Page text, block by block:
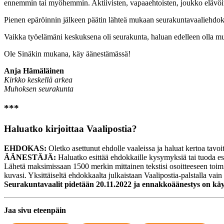
ennemmin tai myöhemmin. Aktiivisten, vapaaehtoisten, joukko
Pienen epäröinnin jälkeen päätin lähteä mukaan
Vaikka työelämäni keskuksena oli seurakunta, haluan edelleen olla
Ole Sinäkin mukana, käy äänestämässä!
Anja Hämäläinen
Kirkko keskellä arkea
Muhoksen seurakunta
***
Haluatko kirjoittaa Vaalipostia?
EHDOKAS: Oletko asettunut ehdolle vaaleissa ja haluat kertoa
ÄÄNESTÄJÄ: Haluatko esittää ehdokkaille kysymyksiä tai tuoda
Lähetä maksimissaan 1500 merkin mittainen tekstisi osoitteeseen
kuvasi. Yksittäiseltä ehdokkaalta julkaistaan Vaalipostia-palstalla
Seurakuntavaalit pidetään 20.11.2022 ja ennakkoäänestys on
Jaa sivu eteenpäin